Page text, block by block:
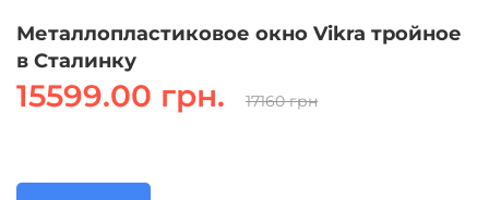
Металлопластиковое окно Vikra тройное
в Сталинку
15599.00 грн. 17160 грн